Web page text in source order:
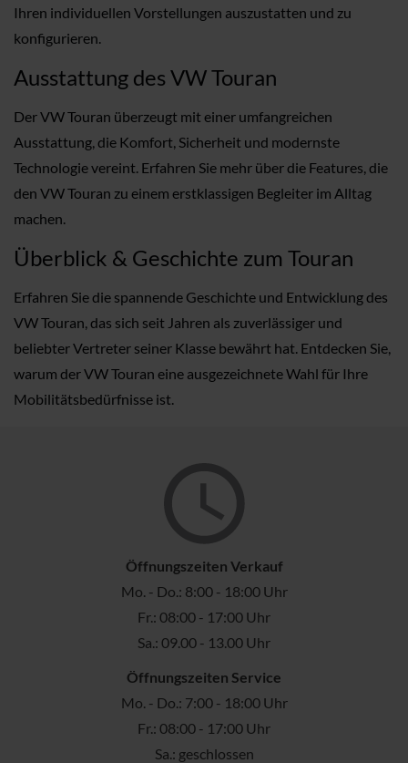
Ihren individuellen Vorstellungen auszustatten und zu
konfigurieren.
Ausstattung des VW Touran
Der VW Touran überzeugt mit einer umfangreichen
Ausstattung, die Komfort, Sicherheit und modernste
Technologie vereint. Erfahren Sie mehr über die Features, die
den VW Touran zu einem erstklassigen Begleiter im Alltag
machen.
Überblick & Geschichte zum Touran
Erfahren Sie die spannende Geschichte und Entwicklung des
VW Touran, das sich seit Jahren als zuverlässiger und
beliebter Vertreter seiner Klasse bewährt hat. Entdecken Sie,
warum der VW Touran eine ausgezeichnete Wahl für Ihre
Mobilitätsbedürfnisse ist.
Öffnungszeiten Verkauf
Mo. - Do.: 8:00 - 18:00 Uhr
Fr.: 08:00 - 17:00 Uhr
Sa.: 09.00 - 13.00 Uhr
Öffnungszeiten Service
Mo. - Do.: 7:00 - 18:00 Uhr
Fr.: 08:00 - 17:00 Uhr
Sa.: geschlossen